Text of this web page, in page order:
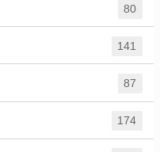
80
141
87
174